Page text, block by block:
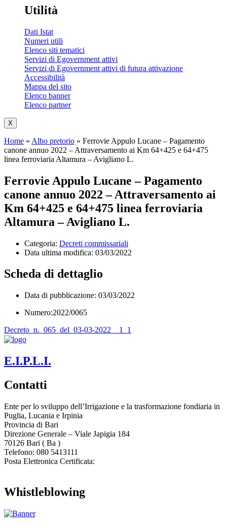
Utilità
Dati Istat
Numeri utili
Elenco siti tematici
Servizi di Egovernment attivi
Servizi di Egovernment attivi di futura attivazione
Accessibilità
Mappa del sito
Elenco banner
Elenco partner
X
Home » Albo pretorio » Ferrovie Appulo Lucane – Pagamento
canone annuo 2022 – Attraversamento ai Km 64+425 e 64+475
linea ferroviaria Altamura – Avigliano L.
Ferrovie Appulo Lucane – Pagamento
canone annuo 2022 – Attraversamento ai
Km 64+425 e 64+475 linea ferroviaria
Altamura – Avigliano L.
Categoria: Decreti commissariali
Data ultima modifica: 03/03/2022
Scheda di dettaglio
Data di pubblicazione: 03/03/2022
Numero:2022/0065
Decreto_n._065_del_03-03-2022__1_1
E.I.P.L.I.
Contatti
Ente per lo sviluppo dell’Irrigazione e la trasformazione fondiaria in
Puglia, Lucania e Irpinia
Provincia di Bari
Direzione Generale – Viale Japigia 184
70126 Bari ( Ba )
Telefono: 080 5413111
Posta Elettronica Certificata:
Whistleblowing